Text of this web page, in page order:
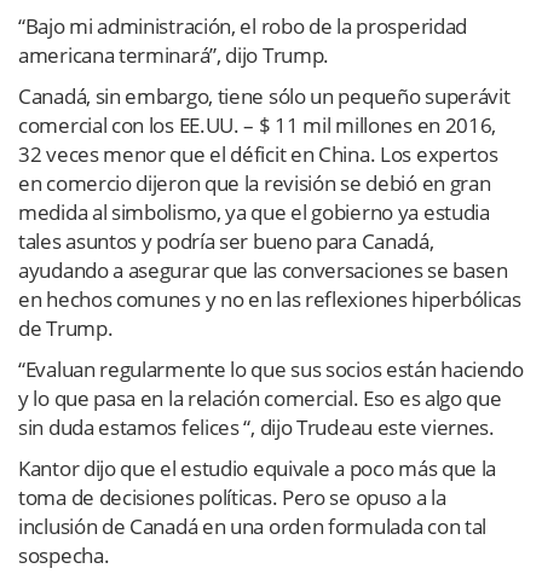
“Bajo mi administración, el robo de la prosperidad
americana terminará”, dijo Trump.
Canadá, sin embargo, tiene sólo un pequeño superávit
comercial con los EE.UU. – $ 11 mil millones en 2016,
32 veces menor que el déficit en China. Los expertos
en comercio dijeron que la revisión se debió en gran
medida al simbolismo, ya que el gobierno ya estudia
tales asuntos y podría ser bueno para Canadá,
ayudando a asegurar que las conversaciones se basen
en hechos comunes y no en las reflexiones hiperbólicas
de Trump.
“Evaluan regularmente lo que sus socios están haciendo
y lo que pasa en la relación comercial. Eso es algo que
sin duda estamos felices “, dijo Trudeau este viernes.
Kantor dijo que el estudio equivale a poco más que la
toma de decisiones políticas. Pero se opuso a la
inclusión de Canadá en una orden formulada con tal
sospecha.